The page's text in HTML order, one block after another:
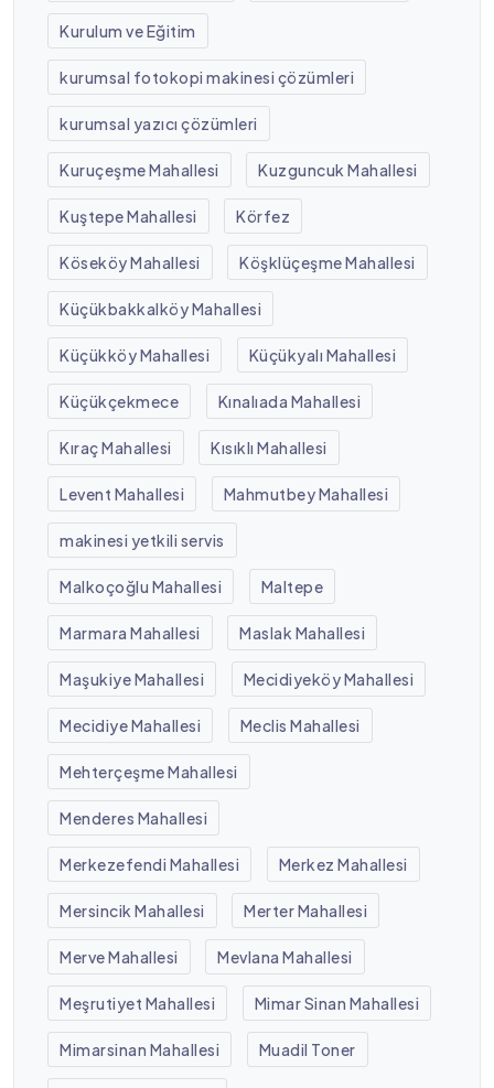
Kurulum ve Eğitim
kurumsal fotokopi makinesi çözümleri
kurumsal yazıcı çözümleri
Kuruçeşme Mahallesi Kuzguncuk Mahallesi
Kuştepe Mahallesi Körfez
Köseköy Mahallesi Köşklüçeşme Mahallesi
Küçükbakkalköy Mahallesi
Küçükköy Mahallesi Küçükyalı Mahallesi
Küçükçekmece Kınalıada Mahallesi
Kıraç Mahallesi Kısıklı Mahallesi
Levent Mahallesi Mahmutbey Mahallesi
makinesi yetkili servis
Malkoçoğlu Mahallesi Maltepe
Marmara Mahallesi Maslak Mahallesi
Maşukiye Mahallesi Mecidiyeköy Mahallesi
Mecidiye Mahallesi Meclis Mahallesi
Mehterçeşme Mahallesi
Menderes Mahallesi
Merkezefendi Mahallesi Merkez Mahallesi
Mersincik Mahallesi Merter Mahallesi
Merve Mahallesi Mevlana Mahallesi
Meşrutiyet Mahallesi Mimar Sinan Mahallesi
Mimarsinan Mahallesi Muadil Toner